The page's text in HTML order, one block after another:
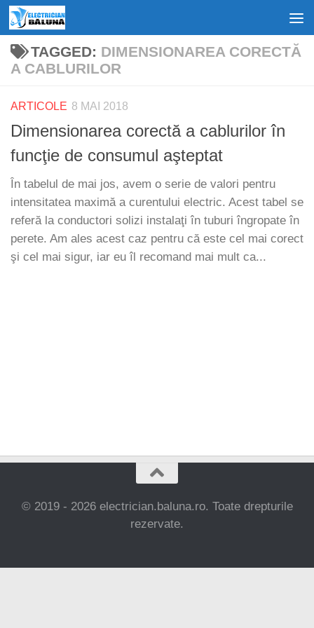
Skip to content
TAGGED: DIMENSIONAREA CORECTĂ
A CABLURILOR
ARTICOLE 8 MAI 2018
Dimensionarea corectă a cablurilor în
funcţie de consumul aşteptat
În tabelul de mai jos, avem o serie de valori pentru
intensitatea maximă a curentului electric. Acest tabel se
referă la conductori solizi instalaţi în tuburi îngropate în
perete. Am ales acest caz pentru că este cel mai corect
şi cel mai sigur, iar eu îl recomand mai mult ca...
© 2019 - 2026 electrician.baluna.ro. Toate drepturile
rezervate.